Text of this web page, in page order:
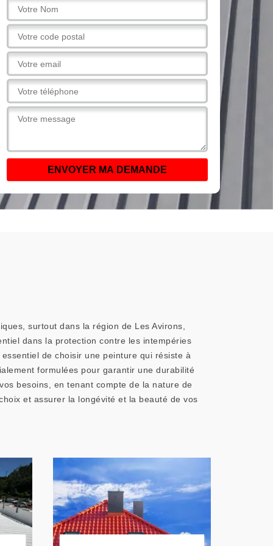
surtout dans la région de Les Avirons,
dans la protection contre les intempéries
de choisir une peinture qui résiste à
formulées pour garantir une durabilité
besoins, en tenant compte de la nature de
et assurer la longévité et la beauté de vos